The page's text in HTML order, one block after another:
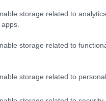
storage related to
storage related to
storage related to